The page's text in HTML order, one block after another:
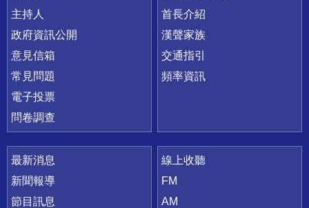
主持人
政府資訊公開
意見信箱
常見問題
電子投票
問卷調查
首長介紹
漢聲家族
交通指引
頻率資訊
最新消息
新聞報導
節目訊息
線上收聽
FM
AM